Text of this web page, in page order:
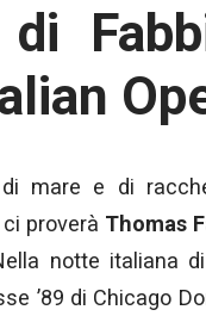
di
mare e di
ci proverà Thomas
notte italiana
’89 di Chicago